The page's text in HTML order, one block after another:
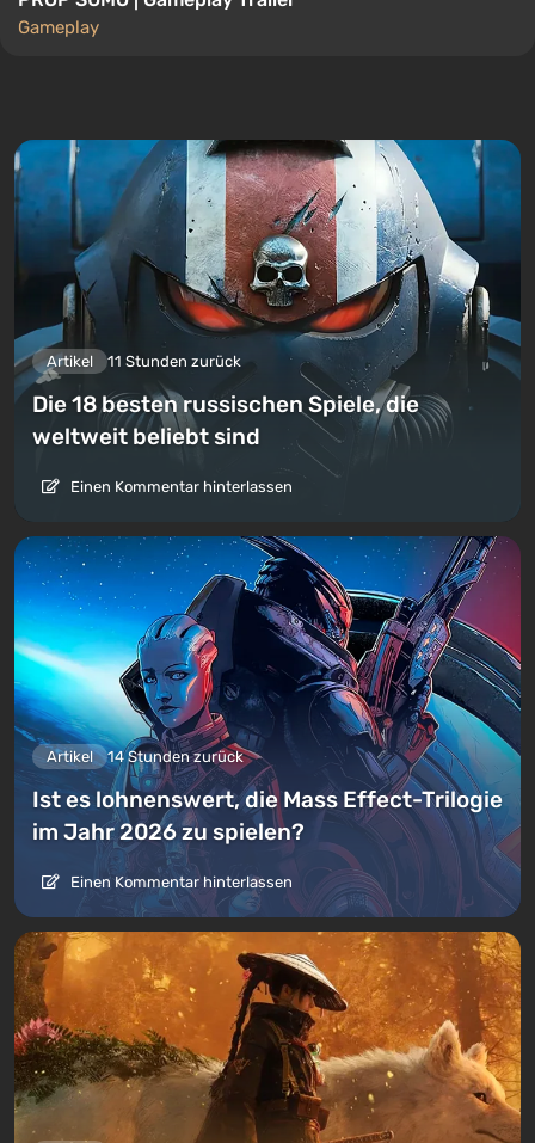
Gameplay
Artikel 11 Stunden zurück
Die 18 besten russischen Spiele, die
weltweit beliebt sind
Einen Kommentar hinterlassen
Artikel 14 Stunden zurück
Ist es lohnenswert, die Mass Effect-Trilogie
im Jahr 2026 zu spielen?
Einen Kommentar hinterlassen